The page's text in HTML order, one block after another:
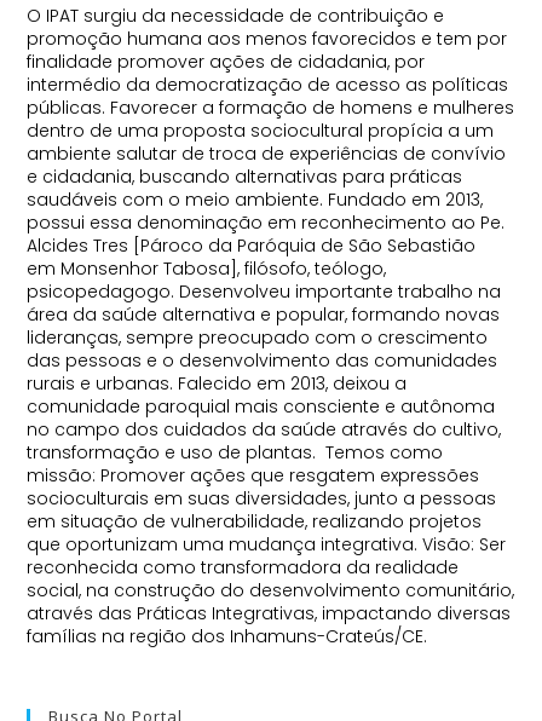
O IPAT surgiu da necessidade de contribuição e
promoção humana aos menos favorecidos e tem por
finalidade promover ações de cidadania, por
intermédio da democratização de acesso as políticas
públicas. Favorecer a formação de homens e mulheres
dentro de uma proposta sociocultural propícia a um
ambiente salutar de troca de experiências de convívio
e cidadania, buscando alternativas para práticas
saudáveis com o meio ambiente. Fundado em 2013,
possui essa denominação em reconhecimento ao Pe.
Alcides Tres [Pároco da Paróquia de São Sebastião
em Monsenhor Tabosa], filósofo, teólogo,
psicopedagogo. Desenvolveu importante trabalho na
área da saúde alternativa e popular, formando novas
lideranças, sempre preocupado com o crescimento
das pessoas e o desenvolvimento das comunidades
rurais e urbanas. Falecido em 2013, deixou a
comunidade paroquial mais consciente e autônoma
no campo dos cuidados da saúde através do cultivo,
transformação e uso de plantas. Temos como
missão: Promover ações que resgatem expressões
socioculturais em suas diversidades, junto a pessoas
em situação de vulnerabilidade, realizando projetos
que oportunizam uma mudança integrativa. Visão: Ser
reconhecida como transformadora da realidade
social, na construção do desenvolvimento comunitário,
através das Práticas Integrativas, impactando diversas
famílias na região dos Inhamuns-Crateús/CE.
Busca No Portal